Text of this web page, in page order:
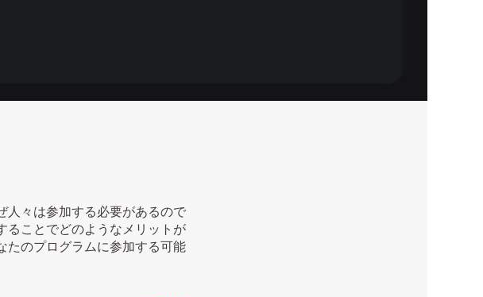
人々は参加する必要があるので
ることでどのようなメリットが
たのプログラムに参加する可能